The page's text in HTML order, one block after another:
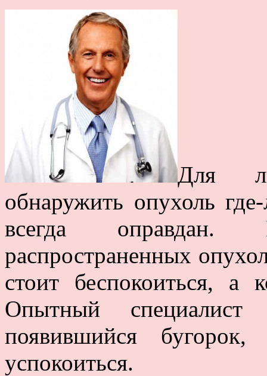
Для
обнаружить опухоль
всегда оправдан.
распространенных
стоит беспокоиться, а
Опытный специалист
появившийся
успокоиться.